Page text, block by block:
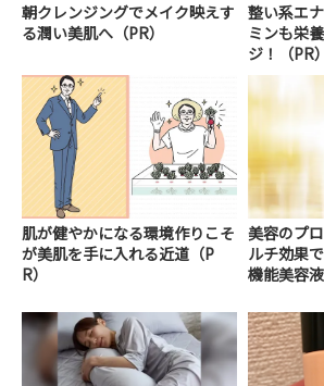
朝クレンジングでメイク映えす
る潤い美肌へ（PR）
整い系エ
ミンも栄
ジ！（PR）
肌が健やかになる環境作りこそ
が美肌を手に入れる近道（P
R）
美容のプ
ルチ効果
機能美容液